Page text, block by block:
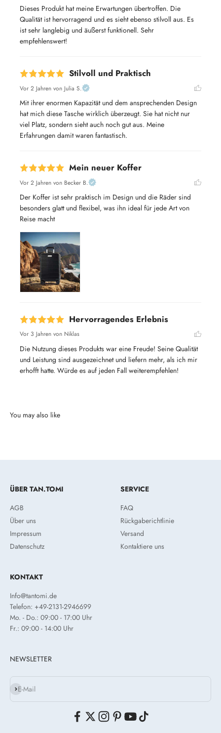
Dieses Produkt hat meine Erwartungen übertroffen. Die
Qualität ist hervorragend und es sieht ebenso stilvoll aus. Es
ist sehr langlebig und äußerst funktionell. Sehr
empfehlenswert!
Stilvoll und Praktisch
Vor 2 Jahren von Julia S.
Mit ihrer enormen Kapazität und dem ansprechenden Design
hat mich diese Tasche wirklich überzeugt. Sie hat nicht nur
viel Platz, sondern sieht auch noch gut aus. Meine
Erfahrungen damit waren fantastisch.
Mein neuer Koffer
Vor 2 Jahren von Becker B.
Der Koffer ist sehr praktisch im Design und die Räder sind
besonders glatt und flexibel, was ihn ideal für jede Art von
Reise macht
Hervorragendes Erlebnis
Vor 3 Jahren von Niklas
Die Nutzung dieses Produkts war eine Freude! Seine Qualität
und Leistung sind ausgezeichnet und liefern mehr, als ich mir
erhofft hatte. Würde es auf jeden Fall weiterempfehlen!
ÜBER TAN.TOMI
AGB
Über uns
Impressum
Datenschutz
SERVICE
FAQ
Rückgaberichtlinie
Versand
Kontaktiere uns
KONTAKT
Info@tantomi.de
Telefon: +49-2131-2946699
Mo. - Do.: 09:00 - 17:00 Uhr
Fr.: 09:00 - 14:00 Uhr
NEWSLETTER
E-Mail
Abonnieren